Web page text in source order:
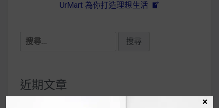
UrMart 為你打造理想生活
搜
鍵
字:
近期文章
×